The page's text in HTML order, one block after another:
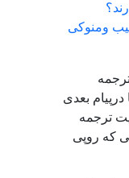
ومنوکی
بعدی
ترجمه
که روپی